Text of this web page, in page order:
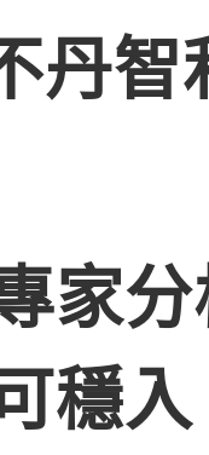
丹智
家
穩